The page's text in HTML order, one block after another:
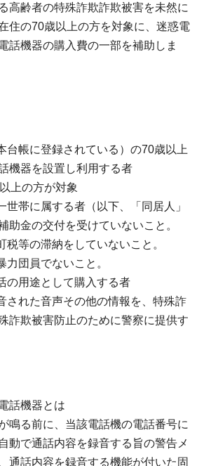
高齢者の特殊詐欺詐欺被害を未然に
住の70歳以上の方を対象に、迷惑電
話機器の購入費の一部を補助しま
台帳に登録されている）の70歳以上
機器を設置し利用する者
上の方が対象
世帯に属する者（以下、「同居人」
助金の交付を受けていないこと。
税等の滞納をしていないこと。
団員でないこと。
の用途として購入する者
された音声その他の情報を、特殊詐
詐欺被害防止のために警察に提供す
話機器とは
鳴る前に、当該電話機の電話番号に
動で通話内容を録音する旨の警告メ
通話内容を録音する機能が付いた固